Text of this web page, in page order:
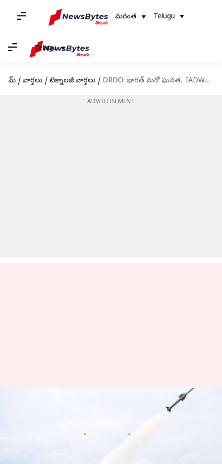
మరింత Telugu
Telugu
హోమ్ / వార్తలు / టెక్నాలజీ వార్తలు / DRDO: భారత్ మరో ఘనత.. IADWS పరీక్ష విజయవంతం (వీడియో)
ADVERTISEMENT
DRDO: భారత్ మరో ఘనత.. IADWS
పరీక్ష విజయవంతం (వీడియో)